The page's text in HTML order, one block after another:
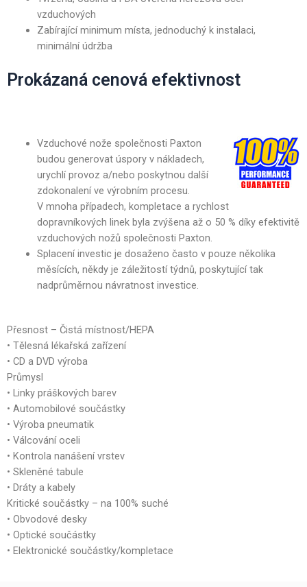
vzduchových
Zabírající minimum místa, jednoduchý k instalaci,
minimální údržba
Prokázaná cenová efektivnost
Vzduchové nože společnosti Paxton
budou generovat úspory v nákladech,
urychlí provoz a/nebo poskytnou další
zdokonalení ve výrobním procesu.
V mnoha případech, kompletace a rychlost
dopravníkových linek byla zvýšena až o 50 % díky efektivitě
vzduchových nožů společnosti Paxton.
Splacení investic je dosaženo často v pouze několika
měsících, někdy je záležitostí týdnů, poskytující tak
nadprůměrnou návratnost investice.
Přesnost – Čistá místnost/HEPA
• Tělesná lékařská zařízení
• CD a DVD výroba
Průmysl
• Linky práškových barev
• Automobilové součástky
• Výroba pneumatik
• Válcování oceli
• Kontrola nanášení vrstev
• Skleněné tabule
• Dráty a kabely
Kritické součástky – na 100% suché
• Obvodové desky
• Optické součástky
• Elektronické součástky/kompletace